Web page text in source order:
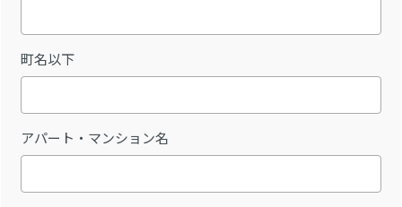
町名以下
アパート・マンション名